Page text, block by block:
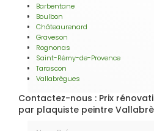
Barbentane
Boulbon
Châteaurenard
Graveson
Rognonas
Saint-Rémy-de-Provence
Tarascon
Vallabrègues
Contactez-nous : Prix
par plaquiste peintre